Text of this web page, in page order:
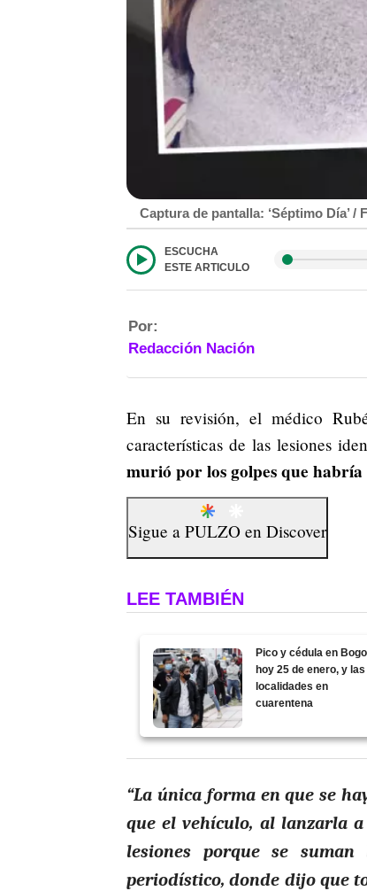
Captura de pantalla: ‘Séptimo Día’ /
ESCUCHA
ESTE ARTICULO
Por:
Redacción Nación
En su revisión, el médico
características de las lesiones
murió por los golpes que
Sigue a PULZO en Discover
LEE TAMBIÉN
Pico y cédula en
hoy 25 de enero, y las
localidades en
cuarentena
“La única forma en que se
que el vehículo, al lanzarla
lesiones porque se
periodístico, donde dijo que